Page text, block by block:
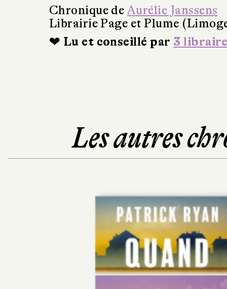
Chronique de Aurélie Janssens
Librairie Page et Plume
❤ Lu et conseillé par 3
Les autres